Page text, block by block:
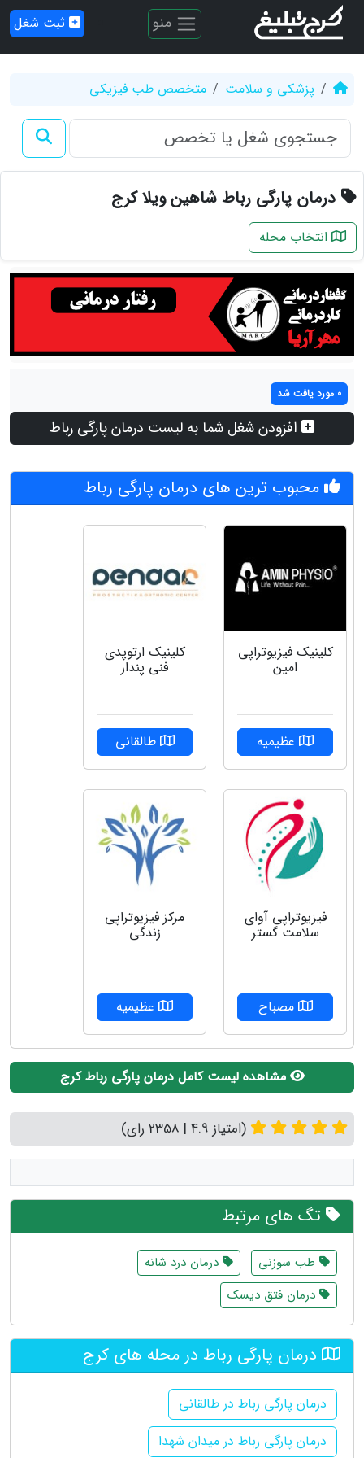
منو ثبت شغل
پزشکی و سلامت متخصص طب فیزیکی
درمان پارگی رباط شاهین ویلا کرج
انتخاب محله
0 مورد یافت شد
افزودن شغل شما به لیست درمان پارگی رباط
محبوب ترین های درمان پارگی رباط
کلینیک فیزیوتراپی
امین
عظیمیه
کلینیک ارتوپدی
فنی پندار
طالقانی
فیزیوتراپی آوای
سلامت گستر
مصباح
مرکز فیزیوتراپی
زندگی
عظیمیه
مشاهده لیست کامل درمان پارگی رباط کرج
(امتیاز 4.9 | 2358 رای)
تگ های مرتبط
طب سوزنی
درمان درد شانه
درمان فتق دیسک
درمان پارگی رباط در محله های کرج
درمان پارگی رباط در طالقانی
درمان پارگی رباط در میدان شهدا